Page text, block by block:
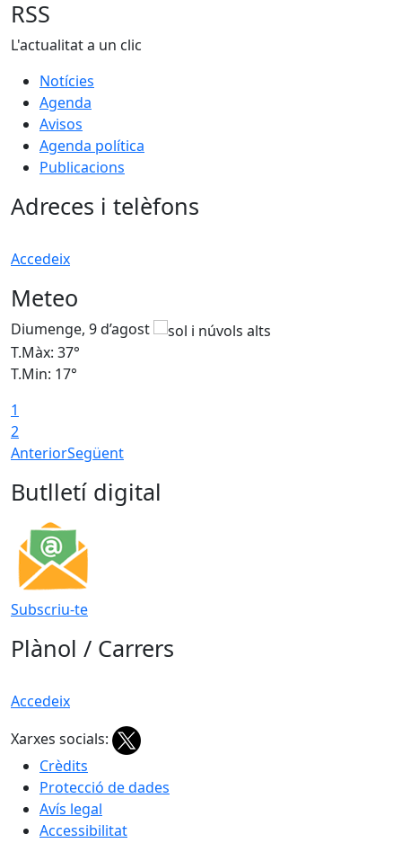
RSS
L'actualitat a un clic
Notícies
Agenda
Avisos
Agenda política
Publicacions
Adreces i telèfons
Accedeix
Meteo
Diumenge, 9 d’agost
T.Màx: 37°
T.Min: 17°
1
2
AnteriorSegüent
Butlletí digital
Subscriu-te
Plànol / Carrers
Accedeix
Xarxes socials:
Crèdits
Protecció de dades
Avís legal
Accessibilitat